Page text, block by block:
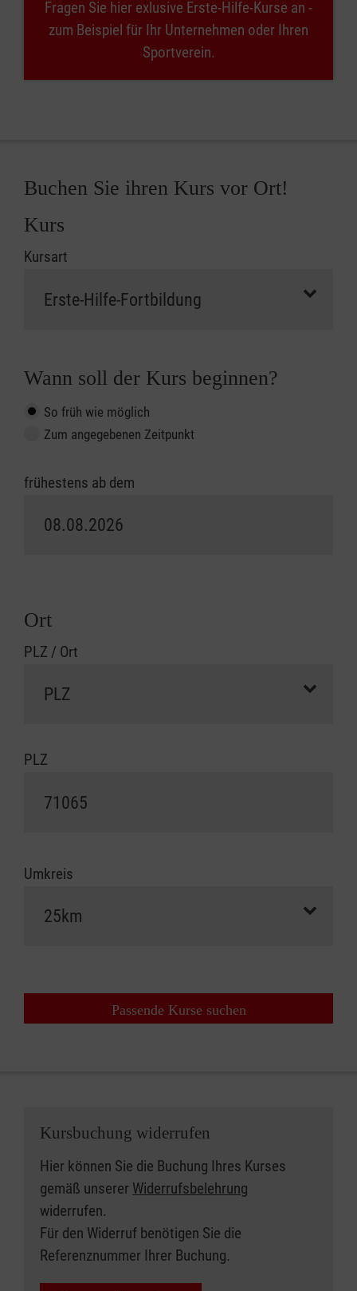
Fragen Sie hier exlusive Erste-Hilfe-Kurse an -
zum Beispiel für Ihr Unternehmen oder Ihren
Sportverein.
Buchen Sie ihren Kurs vor Ort!
Kurs
Kursart
Wann soll der Kurs beginnen?
So früh wie möglich
Zum angegebenen Zeitpunkt
frühestens ab dem
Ort
PLZ / Ort
PLZ
Umkreis
Passende Kurse suchen
Kursbuchung widerrufen
Hier können Sie die Buchung Ihres Kurses
gemäß unserer Widerrufsbelehrung
widerrufen.
Für den Widerruf benötigen Sie die
Referenznummer Ihrer Buchung.